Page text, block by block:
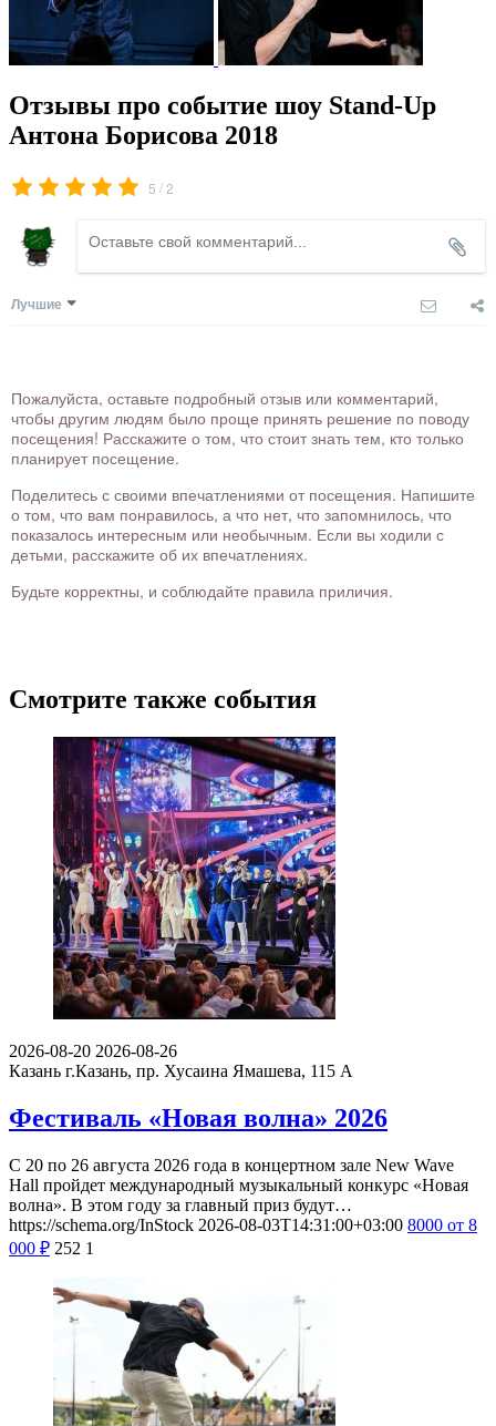
Отзывы про событие шоу Stand-Up
Антона Борисова 2018
5 /2
Лучшие
Пожалуйста, оставьте подробный отзыв или комментарий,
чтобы другим людям было проще принять решение по поводу
посещения! Расскажите о том, что стоит знать тем, кто только
планирует посещение.
Поделитесь с своими впечатлениями от посещения. Напишите
о том, что вам понравилось, а что нет, что запомнилось, что
показалось интересным или необычным. Если вы ходили с
детьми, расскажите об их впечатлениях.
Будьте корректны, и соблюдайте правила приличия.
Смотрите также события
2026-08-20 2026-08-26
Казань г.Казань, пр. Хусаина Ямашева, 115 A
Фестиваль «Новая волна» 2026
С 20 по 26 августа 2026 года в концертном зале New Wave
Hall пройдет международный музыкальный конкурс «Новая
волна». В этом году за главный приз будут…
https://schema.org/InStock 2026-08-03T14:31:00+03:00 8000 от 8
000 ₽ 252 1